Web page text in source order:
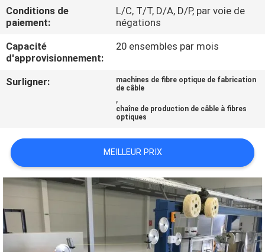
CONTACTEZ-
NOUS
NOUVELLES
CITATION
PLAN
DU
SITE
Conditions de
paiement:
L/C, T/T, D/A, D/P, par voie de
négations
Capacité
d'approvisionnement:
20 ensembles par mois
Surligner:
machines de fibre optique de fabrication
de câble
,
chaîne de production de câble à fibres
optiques
MEILLEUR PRIX